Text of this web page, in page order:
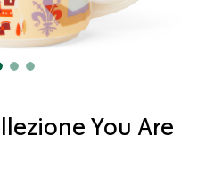
You Are